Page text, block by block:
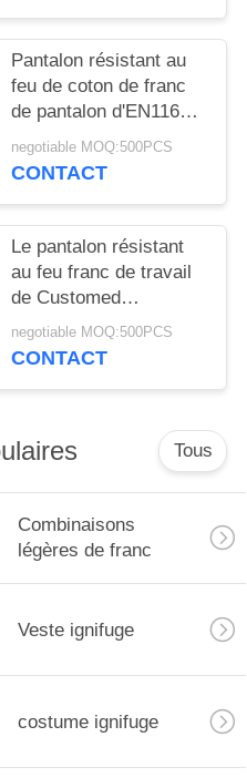
Pantalon résistant au
feu de coton de franc
de pantalon d'EN11611
310gsm avec les
bandes réfléchies
negotiable MOQ:500PCS
CONTACT
Le pantalon résistant
au feu franc de travail
de Customed
NFPA2112 a isolé des
de façon générale de
negotiable MOQ:500PCS
CONTACT
Tous
Combinaisons
légères de franc
Veste ignifuge
costume ignifuge